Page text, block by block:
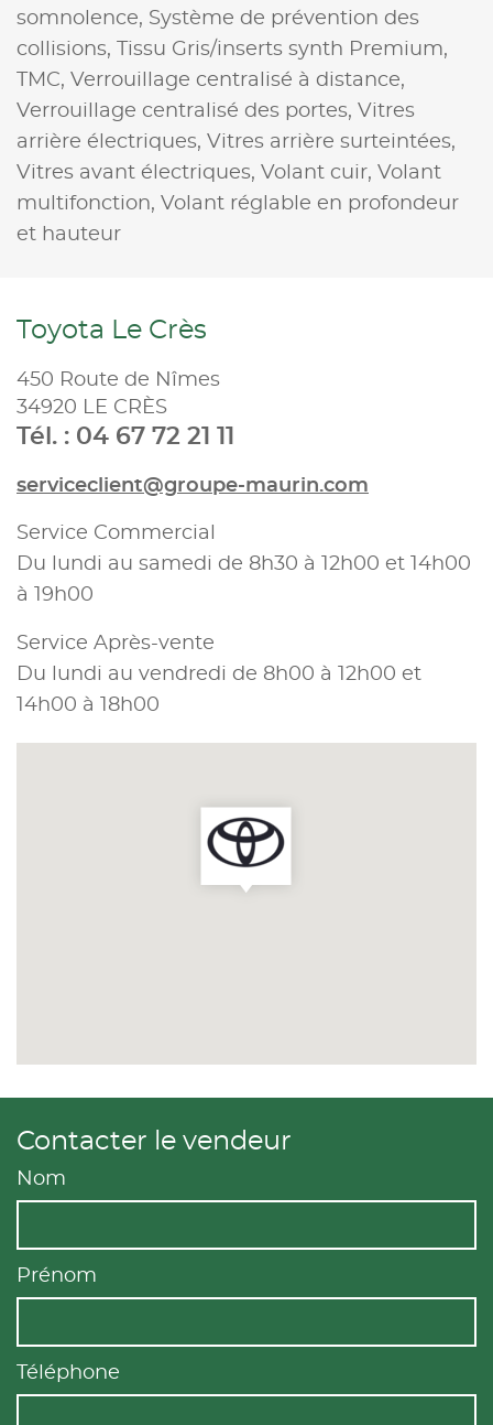
somnolence, Système de prévention des
collisions,
Tissu Gris/inserts synth Premium,
TMC, Verrouillage centralisé à distance,
Verrouillage centralisé des portes, Vitres
arrière électriques, Vitres arrière surteintées,
Vitres avant électriques, Volant cuir, Volant
multifonction, Volant réglable en profondeur
et hauteur
Toyota Le Crès
450 Route de Nîmes
34920 LE CRÈS
Tél. : 04 67 72 21 11
serviceclient@groupe-maurin.com
Service Commercial
Du lundi au samedi de 8h30 à 12h00 et 14h00
à 19h00
Service Après-vente
Du lundi au vendredi de 8h00 à 12h00 et
14h00 à 18h00
Contacter le vendeur
Nom
Prénom
Téléphone